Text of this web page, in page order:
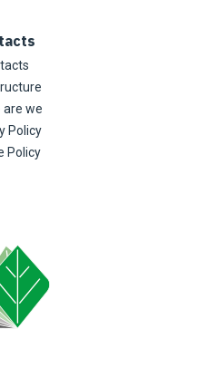
are we
Policy
Policy